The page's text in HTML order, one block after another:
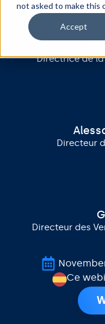
not asked to make this
Accept
Directrice de
Directeur
Directeur des
Ce